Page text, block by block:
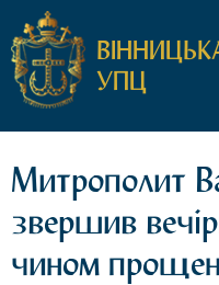
УПЦ
Митрополит
звершив
чином